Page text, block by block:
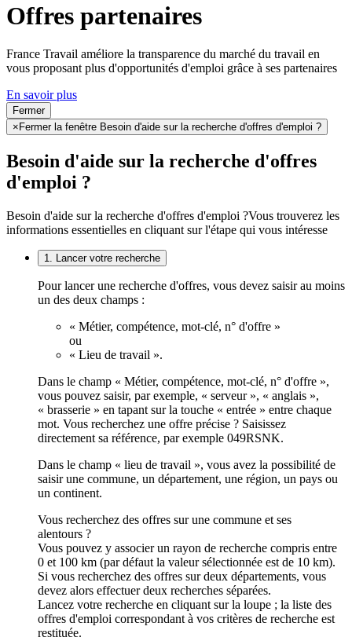
Offres partenaires
France Travail améliore la transparence du marché du travail en
vous proposant plus d'opportunités d'emploi grâce à ses partenaires
En savoir plus
Fermer
× Fermer la fenêtre Besoin d'aide sur la recherche d'offres d'emploi ?
Besoin d'aide sur la recherche d'offres
d'emploi ?
Besoin d'aide sur la recherche d'offres d'emploi ?Vous trouverez les
informations essentielles en cliquant sur l'étape qui vous intéresse
1. Lancer votre recherche
Pour lancer une recherche d'offres, vous devez saisir au moins
un des deux champs :
« Métier, compétence, mot-clé, n° d'offre »
ou
« Lieu de travail ».
Dans le champ « Métier, compétence, mot-clé, n° d'offre »,
vous pouvez saisir, par exemple, « serveur », « anglais »,
« brasserie » en tapant sur la touche « entrée » entre chaque
mot. Vous recherchez une offre précise ? Saisissez
directement sa référence, par exemple 049RSNK.
Dans le champ « lieu de travail », vous avez la possibilité de
saisir une commune, un département, une région, un pays ou
un continent.
Vous recherchez des offres sur une commune et ses
alentours ?
Vous pouvez y associer un rayon de recherche compris entre
0 et 100 km (par défaut la valeur sélectionnée est de 10 km).
Si vous recherchez des offres sur deux départements, vous
devez alors effectuer deux recherches séparées.
Lancez votre recherche en cliquant sur la loupe ; la liste des
offres d'emploi correspondant à vos critères de recherche est
restituée.